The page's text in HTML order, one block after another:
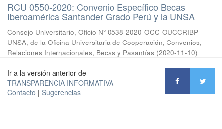
RCU 0550-2020: Convenio Específico Becas
Iberoamérica Santander Grado Perú y la UNSA
Consejo Universitario, Oficio N° 0538-2020-OCC-OUCCRIBP-
UNSA, de la Oficina Universitaria de Cooperación, Convenios,
Relaciones Internacionales, Becas y Pasantías (2020-11-10)
Ir a la versión anterior de
TRANSPARENCIA INFORMATIVA
Contacto | Sugerencias